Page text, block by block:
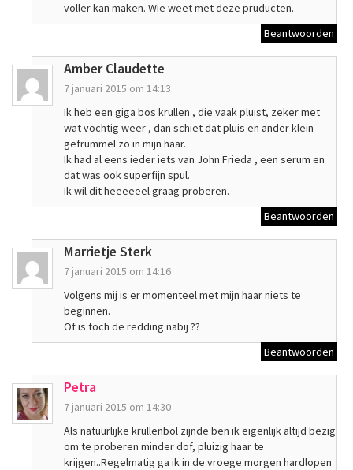
voller kan maken. Wie weet met deze pruducten.
Beantwoorden
Amber Claudette
7 januari 2015 om 14:13
Ik heb een giga bos krullen , die vaak pluist, zeker met
wat vochtig weer , dan schiet dat pluis en ander klein
gefrummel zo in mijn haar.
Ik had al eens ieder iets van John Frieda , een serum en
dat was ook superfijn spul.
Ik wil dit heeeeeel graag proberen.
Beantwoorden
Marrietje Sterk
7 januari 2015 om 14:16
Volgens mij is er momenteel met mijn haar niets te
beginnen.
Of is toch de redding nabij ??
Beantwoorden
Petra
7 januari 2015 om 14:30
Als natuurlijke krullenbol zijnde ben ik eigenlijk altijd bezig
om te proberen minder dof, pluizig haar te
krijgen..Regelmatig ga ik in de vroege morgen hardlopen